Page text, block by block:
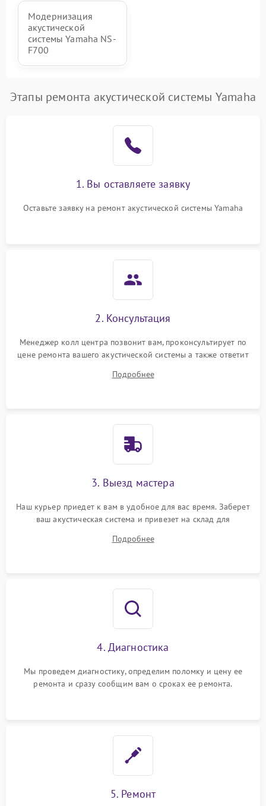
Модернизация
акустической
системы Yamaha NS-
F700
Этапы ремонта акустической системы Yamaha
1. Вы оставляете заявку
Оставьте заявку на ремонт акустической системы Yamaha
2. Консультация
Менеджер колл центра позвонит вам, проконсультирует по
цене ремонта вашего акустической системы а также ответит
Подробнее
3. Выезд мастера
Наш курьер приедет к вам в удобное для вас время. Заберет
ваш акустическая система и привезет на склад для
Подробнее
4. Диагностика
Мы проведем диагностику, определим поломку и цену ее
ремонта и сразу сообщим вам о сроках ее ремонта.
5. Ремонт